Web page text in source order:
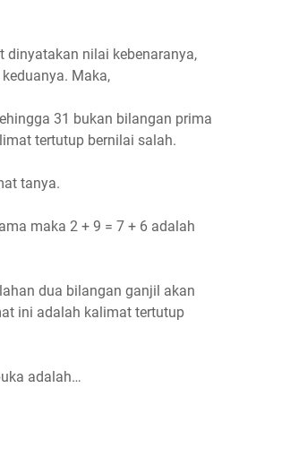
nilai kebenaranya,
Maka,
31 bukan bilangan prima
tertutup bernilai salah.
tanya.
maka 2 + 9 = 7 + 6 adalah
dua bilangan ganjil akan
ini adalah kalimat tertutup
adalah…